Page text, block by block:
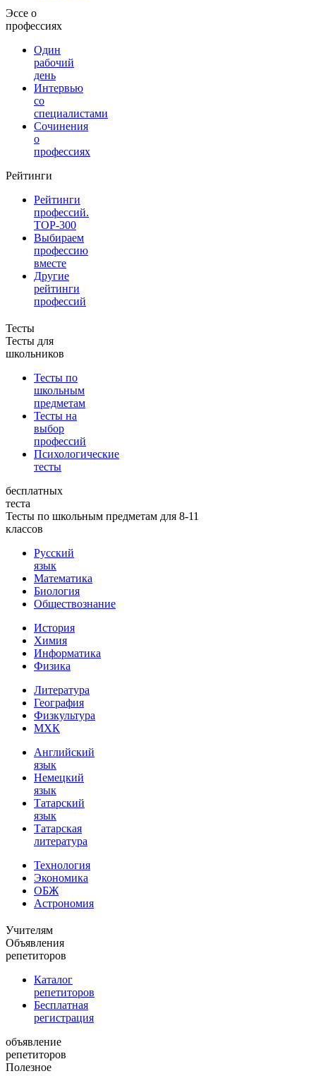
Эссе о
профессиях
Один
рабочий
день
Интервью
со
специалистами
Сочинения
о
профессиях
Рейтинги
Рейтинги
профессий.
TOP-300
Выбираем
профессию
вместе
Другие
рейтинги
профессий
Тесты
Тесты для
школьников
Тесты по
школьным
предметам
Тесты на
выбор
профессий
Психологические
тесты
бесплатных
теста
Тесты по школьным предметам для 8-11
классов
Русский
язык
Математика
Биология
Обществознание
История
Химия
Информатика
Физика
Литература
География
Физкультура
МХК
Английский
язык
Немецкий
язык
Татарский
язык
Татарская
литература
Технология
Экономика
ОБЖ
Астрономия
Учителям
Объявления
репетиторов
Каталог
репетиторов
Бесплатная
регистрация
объявление
репетиторов
Полезное